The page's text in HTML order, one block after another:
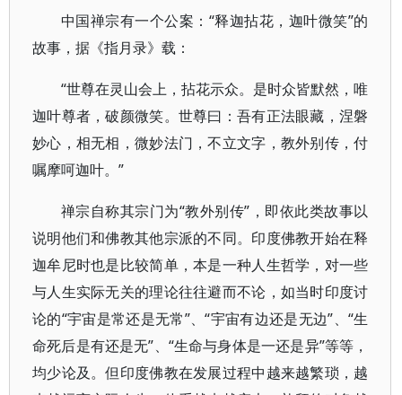
中国禅宗有一个公案：“释迦拈花，迦叶微笑”的
故事，据《指月录》载：
“世尊在灵山会上，拈花示众。是时众皆默然，唯
迦叶尊者，破颜微笑。世尊曰：吾有正法眼藏，涅磐
妙心，相无相，微妙法门，不立文字，教外别传，付
嘱摩呵迦叶。”
禅宗自称其宗门为“教外别传”，即依此类故事以
说明他们和佛教其他宗派的不同。印度佛教开始在释
迦牟尼时也是比较简单，本是一种人生哲学，对一些
与人生实际无关的理论往往避而不论，如当时印度讨
论的“宇宙是常还是无常”、“宇宙有边还是无边”、“生
命死后是有还是无”、“生命与身体是一还是异”等等，
均少论及。但印度佛教在发展过程中越来越繁琐，越